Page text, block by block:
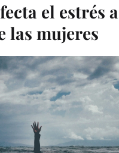
el estrés
las mujeres